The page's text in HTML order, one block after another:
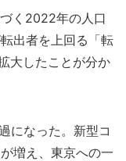
く2022年の人口
出者を上回る「転
大したことが分か
になった。新型コ
増え、東京への一